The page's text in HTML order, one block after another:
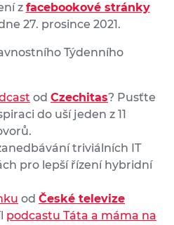
z facebookové stránky
27. prosince 2021.
Týdenního
od Czechitas? Pusťte
do uší jeden z 11
triviálních IT
pro lepší řízení hybridní
od České televize
podcastu Táta a máma na